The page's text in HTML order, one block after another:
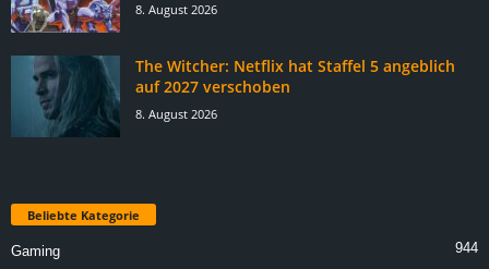
8. August 2026
The Witcher: Netflix hat Staffel 5 angeblich
auf 2027 verschoben
8. August 2026
Beliebte Kategorie
Gaming 944